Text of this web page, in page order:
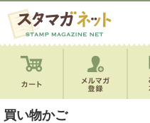
買い物かご